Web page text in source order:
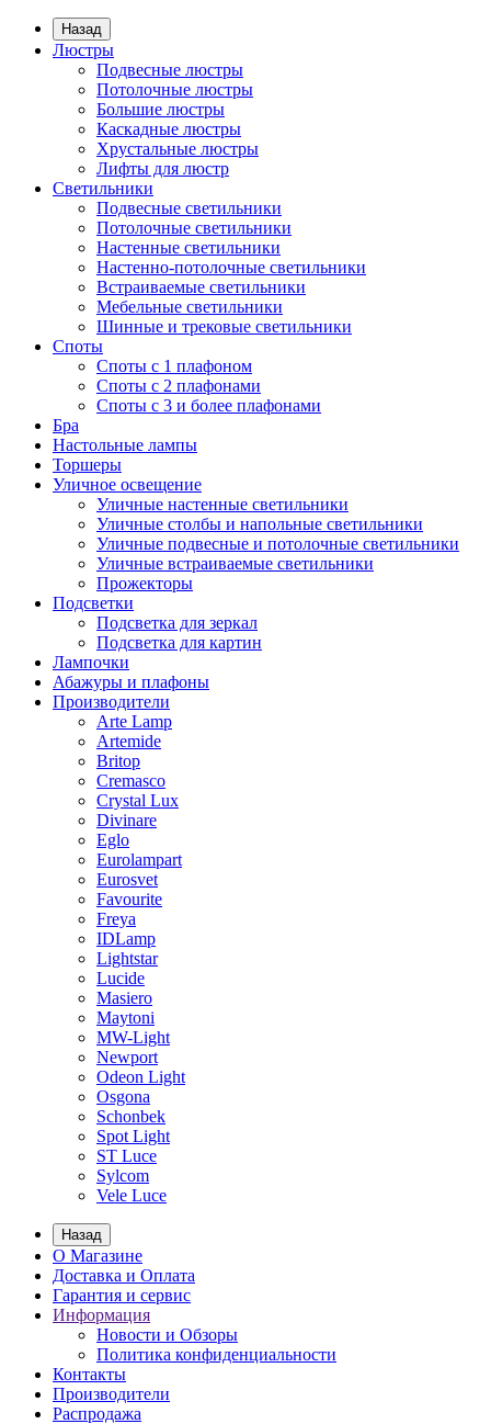
Назад
Люстры
Подвесные люстры
Потолочные люстры
Большие люстры
Каскадные люстры
Хрустальные люстры
Лифты для люстр
Светильники
Подвесные светильники
Потолочные светильники
Настенные светильники
Настенно-потолочные светильники
Встраиваемые светильники
Мебельные светильники
Шинные и трековые светильники
Споты
Споты с 1 плафоном
Споты с 2 плафонами
Споты с 3 и более плафонами
Бра
Настольные лампы
Торшеры
Уличное освещение
Уличные настенные светильники
Уличные столбы и напольные светильники
Уличные подвесные и потолочные светильники
Уличные встраиваемые светильники
Прожекторы
Подсветки
Подсветка для зеркал
Подсветка для картин
Лампочки
Абажуры и плафоны
Производители
Arte Lamp
Artemide
Britop
Cremasco
Crystal Lux
Divinare
Eglo
Eurolampart
Eurosvet
Favourite
Freya
IDLamp
Lightstar
Lucide
Masiero
Maytoni
MW-Light
Newport
Odeon Light
Osgona
Schonbek
Spot Light
ST Luce
Sylcom
Vele Luce
Назад
О Магазине
Доставка и Оплата
Гарантия и сервис
Информация
Новости и Обзоры
Политика конфиденциальности
Контакты
Производители
Распродажа